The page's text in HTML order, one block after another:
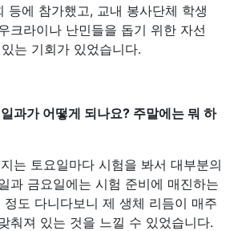
등에 참가했고, 교내 봉사단체 학생
크라이나 난민들을 돕기 위한 자선
는 기회가 있었습니다.
과가 어떻게 되나요? 주말에는 뭐 하
는 토요일마다 시험을 봐서 대부분의
과 금요일에는 시험 준비에 매진하는
도 다니다보니 제 생체 리듬이 매주
춰져 있는 것을 느낄 수 있었습니다.